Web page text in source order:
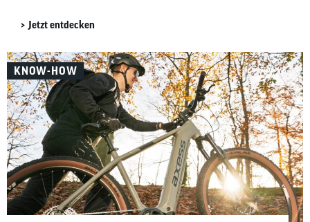
(Digital Integrated Intelligence) und SRAM mit AXS
unterschiedlichen Ansätzen. Während Shimano
elektronische Ketten- und Nabenschaltungen anbietet,
konzentriert sich SRAM vor allem auf kabellose
elektronische Kettenschaltungen. In diesem Artikel
zeigen wir dir, welche elektronischen Schaltungen es von
Shimano und SRAM gibt, wofür und für wen sie sich
eignen und worin sich die beiden Hersteller
unterscheiden.
Jetzt entdecken
KNOW-HOW